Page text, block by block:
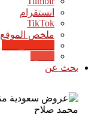
انستقرام
‫TikTok
ملخص الموقع RSS
بحث عن